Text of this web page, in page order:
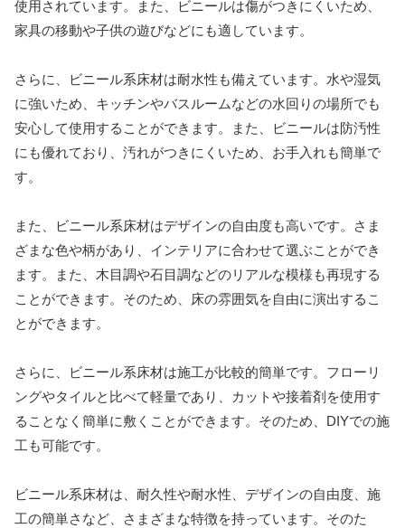
使用されています。また、ビニールは傷がつきにくいため、
家具の移動や子供の遊びなどにも適しています。
さらに、ビニール系床材は耐水性も備えています。水や湿気
に強いため、キッチンやバスルームなどの水回りの場所でも
安心して使用することができます。また、ビニールは防汚性
にも優れており、汚れがつきにくいため、お手入れも簡単で
す。
また、ビニール系床材はデザインの自由度も高いです。さま
ざまな色や柄があり、インテリアに合わせて選ぶことができ
ます。また、木目調や石目調などのリアルな模様も再現する
ことができます。そのため、床の雰囲気を自由に演出するこ
とができます。
さらに、ビニール系床材は施工が比較的簡単です。フローリ
ングやタイルと比べて軽量であり、カットや接着剤を使用す
ることなく簡単に敷くことができます。そのため、DIYでの施
工も可能です。
ビニール系床材は、耐久性や耐水性、デザインの自由度、施
工の簡単さなど、さまざまな特徴を持っています。そのた